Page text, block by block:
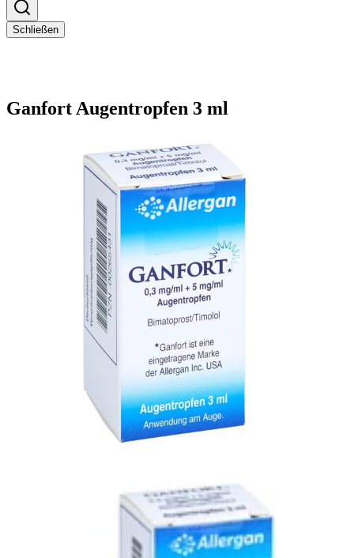
Schließen
Ganfort Augentropfen 3 ml